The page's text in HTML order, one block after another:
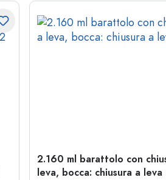
2.160 ml barattolo con
leva, bocca: chiusura a leva